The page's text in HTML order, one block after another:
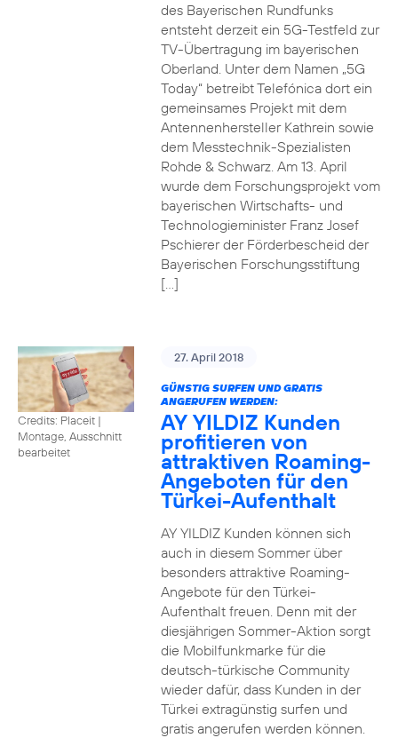
des Bayerischen Rundfunks
entsteht derzeit ein 5G-Testfeld zur
TV-Übertragung im bayerischen
Oberland. Unter dem Namen „5G
Today“ betreibt Telefónica dort ein
gemeinsames Projekt mit dem
Antennenhersteller Kathrein sowie
dem Messtechnik-Spezialisten
Rohde & Schwarz. Am 13. April
wurde dem Forschungsprojekt vom
bayerischen Wirtschafts- und
Technologieminister Franz Josef
Pschierer der Förderbescheid der
Bayerischen Forschungsstiftung
[…]
Credits: Placeit |
Montage, Ausschnitt
bearbeitet
27. April 2018
GÜNSTIG SURFEN UND GRATIS
ANGERUFEN WERDEN:
AY YILDIZ Kunden
profitieren von
attraktiven Roaming-
Angeboten für den
Türkei-Aufenthalt
AY YILDIZ Kunden können sich
auch in diesem Sommer über
besonders attraktive Roaming-
Angebote für den Türkei-
Aufenthalt freuen. Denn mit der
diesjährigen Sommer-Aktion sorgt
die Mobilfunkmarke für die
deutsch-türkische Community
wieder dafür, dass Kunden in der
Türkei extragünstig surfen und
gratis angerufen werden können.